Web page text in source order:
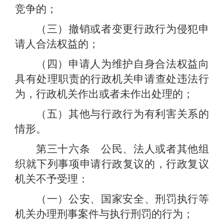
竞争的；
（三）撤销或者变更行政行为侵犯申
请人合法权益的；
（四）申请人为维护自身合法权益向
具有处理职责的行政机关申请查处违法行
为，行政机关作出或者未作出处理的；
（五）其他与行政行为有利害关系的
情形。
第三十六条 公民、法人或者其他组
织就下列事项申请行政复议的，行政复议
机关不予受理：
（一）公安、国家安全、刑罚执行等
机关办理刑事案件与执行刑罚的行为；